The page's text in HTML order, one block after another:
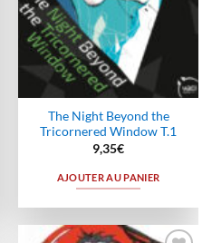
The Night Beyond the
Tricornered Window T.1
9,35€
AJOUTER AU PANIER